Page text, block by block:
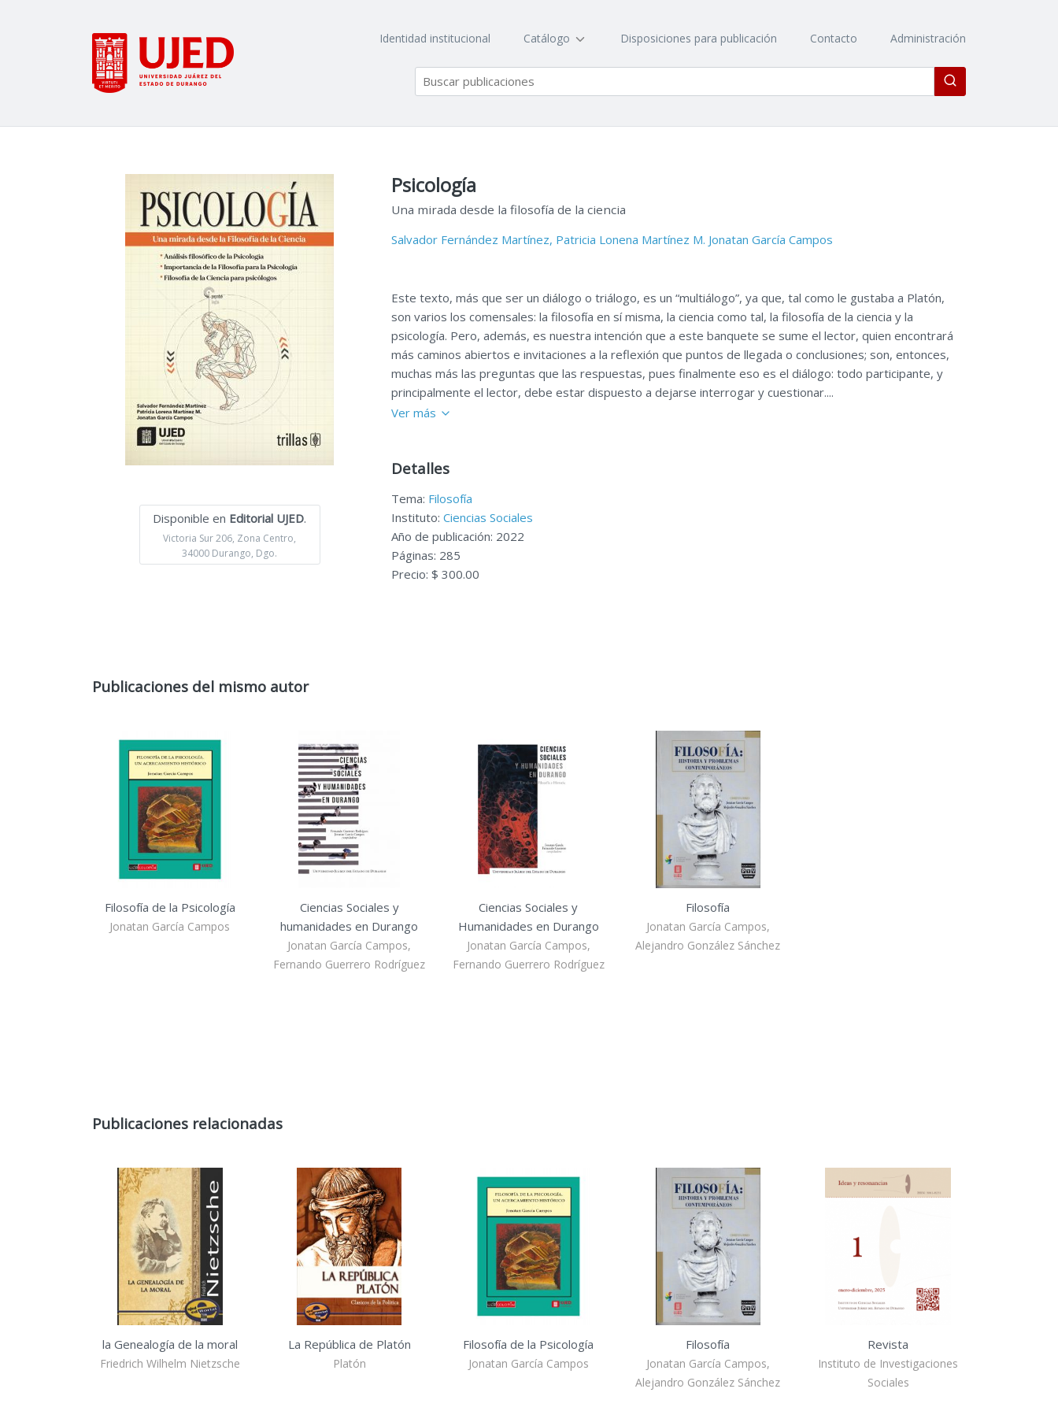
Identidad institucional Catálogo Disposiciones para publicación Contacto Administración
Disponible en Editorial UJED.
Victoria Sur 206, Zona Centro,
34000 Durango, Dgo.
Psicología
Una mirada desde la filosofía de la ciencia
Salvador Fernández Martínez, Patricia Lonena Martínez M. Jonatan García Campos
Este texto, más que ser un diálogo o triálogo, es un “multiálogo”, ya que, tal como le gustaba a Platón,
son varios los comensales: la filosofía en sí misma, la ciencia como tal, la filosofía de la ciencia y la
psicología. Pero, además, es nuestra intención que a este banquete se sume el lector, quien encontrará
más caminos abiertos e invitaciones a la reflexión que puntos de llegada o conclusiones; son, entonces,
muchas más las preguntas que las respuestas, pues finalmente eso es el diálogo: todo participante, y
principalmente el lector, debe estar dispuesto a dejarse interrogar y cuestionar....
Ver más
Detalles
Tema: Filosofía
Instituto: Ciencias Sociales
Año de publicación: 2022
Páginas: 285
Precio: $ 300.00
Publicaciones del mismo autor
Filosofía de la Psicología
Jonatan García Campos
Ciencias Sociales y
humanidades en Durango
Jonatan García Campos,
Fernando Guerrero Rodríguez
Ciencias Sociales y
Humanidades en Durango
Jonatan García Campos,
Fernando Guerrero Rodríguez
Filosofía
Jonatan García Campos,
Alejandro González Sánchez
Publicaciones relacionadas
la Genealogía de la moral
Friedrich Wilhelm Nietzsche
La República de Platón
Platón
Filosofía de la Psicología
Jonatan García Campos
Filosofía
Jonatan García Campos,
Alejandro González Sánchez
Revista
Instituto de Investigaciones
Sociales